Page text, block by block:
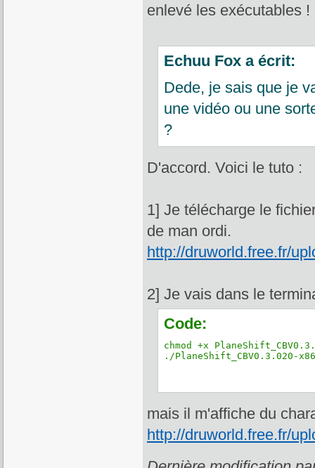
enlevé les exécutables !
Echuu Fox a écrit:
Dede, je sais que je
une vidéo ou une
?
D'accord. Voici le tuto :
1] Je télécharge le
de man ordi.
http://druworld.free.fr/
2] Je vais dans le
Code:
chmod +x
./PlaneShift_CBV0.3.020-
mais il m'affiche du
http://druworld.free.fr/